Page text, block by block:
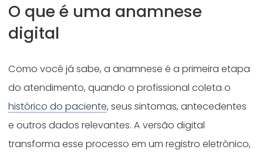
O que é uma anamnese
digital
Como você já sabe, a anamnese é a primeira etapa
do atendimento, quando o profissional coleta o
histórico do paciente, seus sintomas, antecedentes
e outros dados relevantes. A versão digital
transforma esse processo em um registro eletrônico,